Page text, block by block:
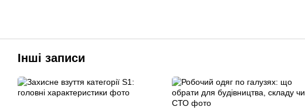
Інші записи